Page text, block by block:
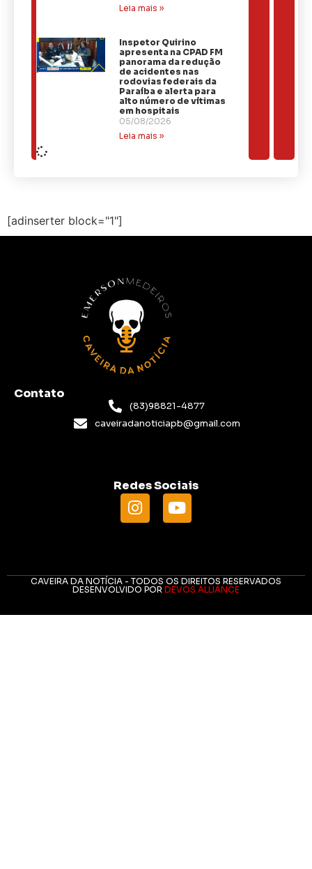
Leia mais »
Inspetor Quirino
apresenta na CPAD FM
panorama da redução
de acidentes nas
rodovias federais da
Paraíba e alerta para
alto número de vítimas
em hospitais
05/08/2026
Leia mais »
[adinserter block="1"]
Contato
(83)98821-4877
caveiradanoticiapb@gmail.com
Redes Sociais
CAVEIRA DA NOTÍCIA - TODOS OS DIREITOS RESERVADOS
DESENVOLVIDO POR DEVOS ALLIANCE